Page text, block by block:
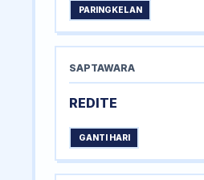
PARINGKELAN
SAPTAWARA
REDITE
GANTI HARI